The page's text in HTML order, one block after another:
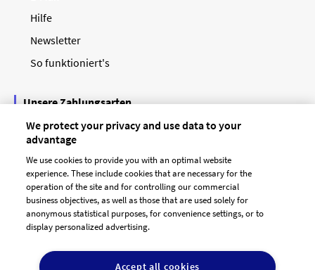
Hilfe
Newsletter
So funktioniert's
Unsere Zahlungsarten
We protect your privacy and use data to your
advantage
We use cookies to provide you with an optimal website
experience. These include cookies that are necessary for the
operation of the site and for controlling our commercial
business objectives, as well as those that are used solely for
anonymous statistical purposes, for convenience settings, or to
display personalized advertising.
Accept all cookies